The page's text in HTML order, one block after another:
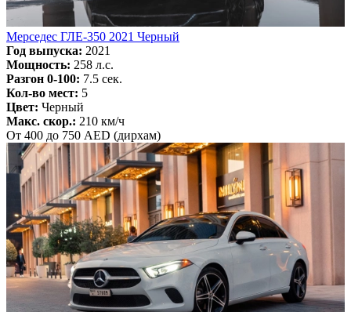
Мерседес ГЛЕ-350 2021 Черный
Год выпуска: 2021
Мощность: 258 л.с.
Разгон 0-100: 7.5 сек.
Кол-во мест: 5
Цвет: Черный
Макс. скор.: 210 км/ч
От 400 до 750 AED (дирхам)